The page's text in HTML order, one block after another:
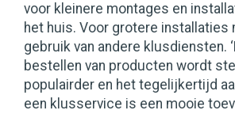
voor kleinere montages en
het huis. Voor grotere installaties
gebruik van andere klusdiensten.
bestellen van producten wordt
populairder en het tegelijkertijd
een klusservice is een mooie